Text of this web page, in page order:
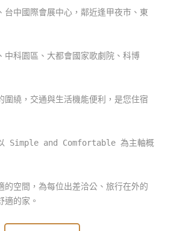
台中國際會展中心，鄰近逢甲夜市、東
中科園區、大都會國家歌劇院、科博
圍繞，交通與生活機能便利，是您住宿
以 Simple and Comfortable 為主軸概
的空間，為每位出差洽公、旅行在外的
適的家。